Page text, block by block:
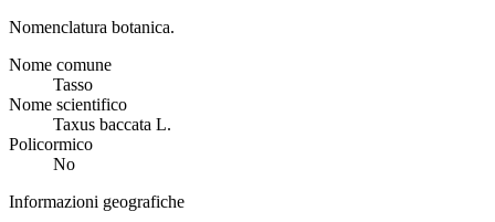
Nomenclatura botanica.
Nome comune
Tasso
Nome scientifico
Taxus baccata L.
Policormico
No
Informazioni geografiche